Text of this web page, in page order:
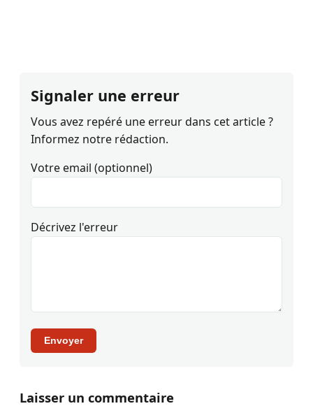
Signaler une erreur
Vous avez repéré une erreur dans cet article ?
Informez notre rédaction.
Votre email (optionnel)
Décrivez l'erreur
Envoyer
Laisser un commentaire